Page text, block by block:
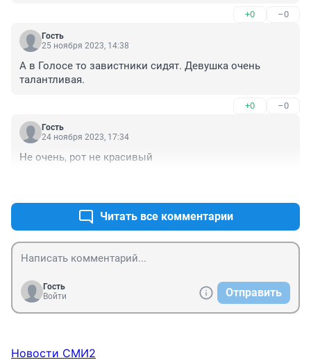
+0 –0
Гость
25 ноября 2023, 14:38
А в Голосе то завистники сидят. Девушка очень
талантливая.
+0 –0
Гость
24 ноября 2023, 17:34
Не очень, рот не красивый
Читать все комментарии
Гость
Войти
Отправить
Новости СМИ2